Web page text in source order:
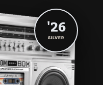
'26
SILVER